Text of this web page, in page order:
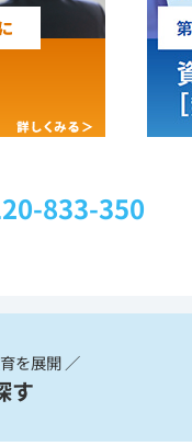
833-350
を展開 ／
す